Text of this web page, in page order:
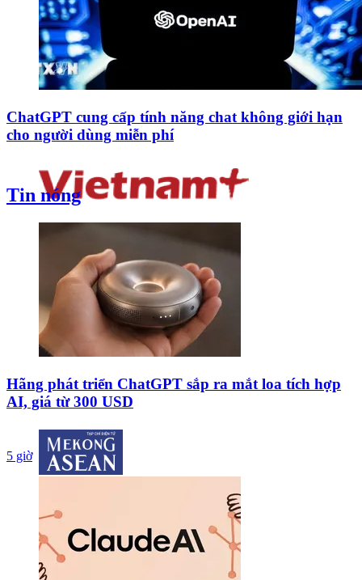
ChatGPT cung cấp tính năng chat không giới hạn
cho người dùng miễn phí
Tin nóng
Hãng phát triển ChatGPT sắp ra mắt loa tích hợp
AI, giá từ 300 USD
5 giờ